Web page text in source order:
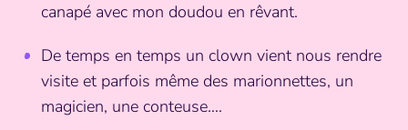
canapé avec mon doudou en rêvant.
De temps en temps un clown vient nous rendre
visite et parfois même des marionnettes, un
magicien, une conteuse….